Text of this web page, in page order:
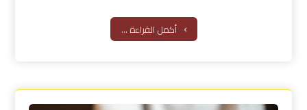
أكمل القراءة ...